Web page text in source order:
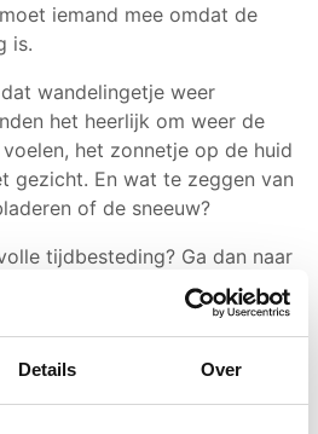
Details Over
iemand mee omdat de
is.
wandelingetje weer
het heerlijk om weer de
het zonnetje op de huid
gezicht. En wat te zeggen van
of de sneeuw?
tijdbesteding? Ga dan naar
om in contact te
vrijwilligerswerk van de
wilt worden.